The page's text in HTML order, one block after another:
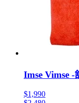
Imse Vimse
$1,990